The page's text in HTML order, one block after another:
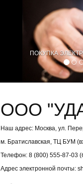
ПОКУПКА
ООО
Наш адрес: Москва, ул.
м. Братиславская, ТЦ БУМ
Телефон: 8 (800) 555-87-03
Адрес электронной почты: